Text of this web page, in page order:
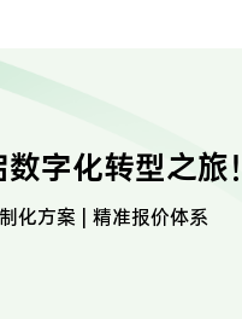
字化转型之旅！
化方案 | 精准报价体系